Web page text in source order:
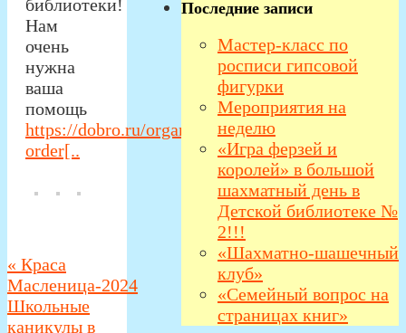
библиотеки!
Нам
очень
нужна
ваша
помощь
https://dobro.ru/organizations/10036348/events?
order[..
« Краса
Масленица-2024
Школьные
каникулы в
Последние записи
Мастер-класс по
росписи гипсовой
фигурки
Мероприятия на
неделю
«Игра ферзей и
королей» в большой
шахматный день в
Детской библиотеке №
2!!!
«Шахматно-шашечный
клуб»
«Семейный вопрос на
страницах книг»